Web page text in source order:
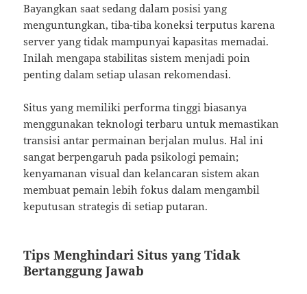
Bayangkan saat sedang dalam posisi yang
menguntungkan, tiba-tiba koneksi terputus karena
server yang tidak mampunyai kapasitas memadai.
Inilah mengapa stabilitas sistem menjadi poin
penting dalam setiap ulasan rekomendasi.
Situs yang memiliki performa tinggi biasanya
menggunakan teknologi terbaru untuk memastikan
transisi antar permainan berjalan mulus. Hal ini
sangat berpengaruh pada psikologi pemain;
kenyamanan visual dan kelancaran sistem akan
membuat pemain lebih fokus dalam mengambil
keputusan strategis di setiap putaran.
Tips Menghindari Situs yang Tidak
Bertanggung Jawab